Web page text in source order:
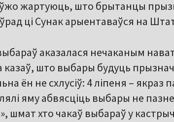
жартуюць, што брытанцы
ці Сунак арыентаваўся на
аказалася нечаканым
казаў, што выбары будуць
ён не схлусіў: 4 ліпеня – якраз
яму абвясціць выбары не
шмат хто чакаў выбараў у